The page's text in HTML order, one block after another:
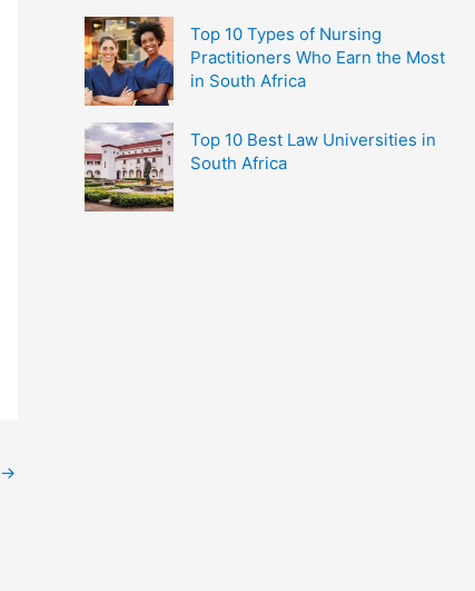
→
Top 10 Types of Nursing
Practitioners Who Earn the Most
in South Africa
Top 10 Best Law Universities in
South Africa